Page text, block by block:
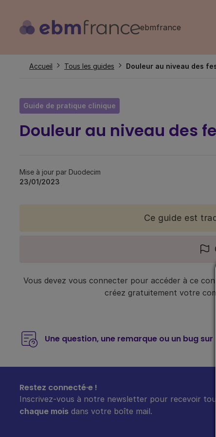
contenu
ebmfrance
Fil
Accueil Tous les guides Douleur au niveau des
Guide de pratique clinique
Douleur au niveau des
Mise à jour par Duodecim
23/01/2023
Ce guide est
Vous devez vous connecter pour accéder à ce
créez gratuitement votre
Une question, une remarque ou un bug sur
Restez connecté·e !
Inscrivez-vous à notre newsletter pour recevoir
chaque mois dans votre boîte mail.